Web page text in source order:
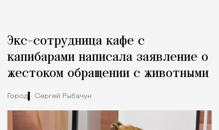
Город
Экс-сотрудница кафе с
капибарами написала заявление о
жестоком обращении с животными
Город Сергей Рыбачук